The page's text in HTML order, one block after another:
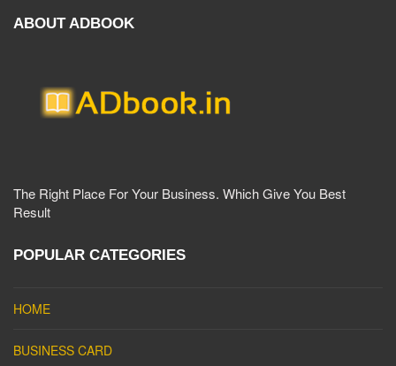
ABOUT ADBOOK
The Right Place For Your Business. Which Give You Best
Result
POPULAR CATEGORIES
HOME
BUSINESS CARD